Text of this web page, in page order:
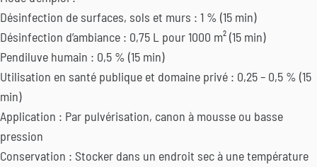
Désinfection de surfaces, sols et murs : 1 % (15 min)
Désinfection d’ambiance : 0,75 L pour 1000 m² (15 min)
Pendiluve humain : 0,5 % (15 min)
Utilisation en santé publique et domaine privé : 0,25 – 0,5 % (15
min)
Application : Par pulvérisation, canon à mousse ou basse
pression
Conservation : Stocker dans un endroit sec à une température